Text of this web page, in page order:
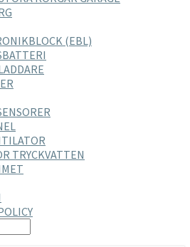
(EBL)
TRYCKVATTEN